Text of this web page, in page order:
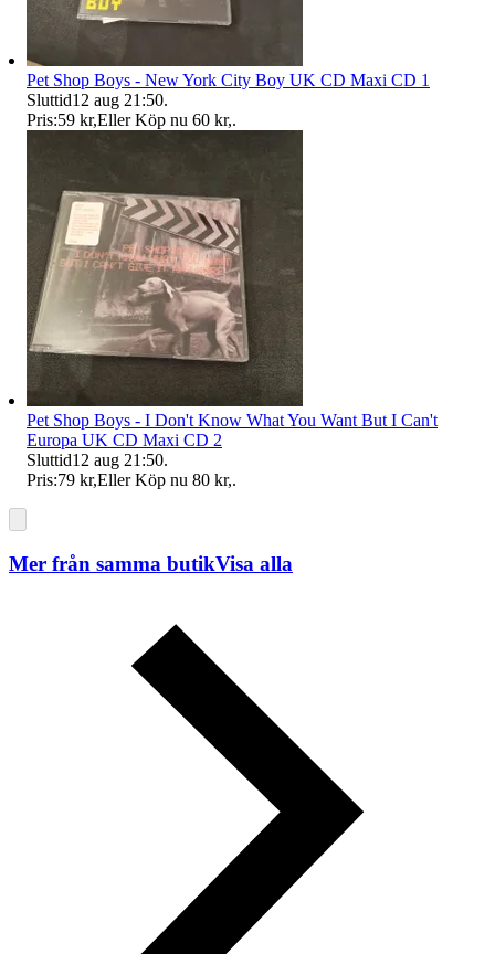
Pet Shop Boys - New York City Boy UK CD Maxi CD 1
Sluttid12 aug 21:50.
Pris:59 kr,Eller Köp nu 60 kr,.
Pet Shop Boys - I Don't Know What You Want But I Can't
Europa UK CD Maxi CD 2
Sluttid12 aug 21:50.
Pris:79 kr,Eller Köp nu 80 kr,.
Mer från samma butikVisa alla